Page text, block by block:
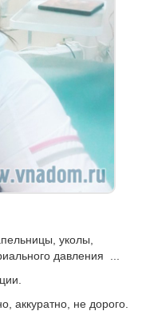
уколы,
давления ...
аккуратно, не дорого.